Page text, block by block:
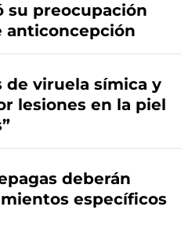
su preocupación
anticoncepción
de viruela símica y
lesiones en la piel
deberán
específicos